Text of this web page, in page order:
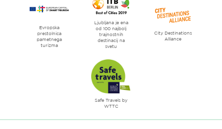
Evropska
prestolnica
pametnega
turizma
Ljubljana je ena
od 100 najbolj
trajnostnih
destinacij na
svetu
City Destinations
Alliance
Safe Travels by
WTTC